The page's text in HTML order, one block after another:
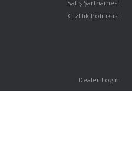
Dealer Login
Satış Şartnamesi
Gizlilik Politikası